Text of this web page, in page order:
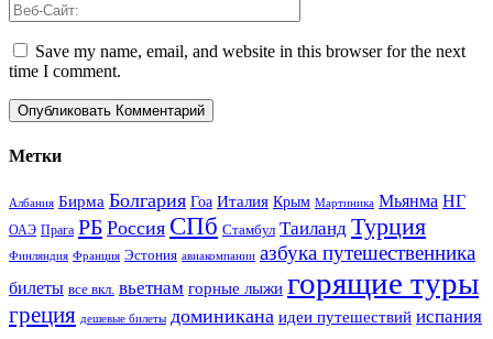
Save my name, email, and website in this browser for the next
time I comment.
Метки
Албания Бирма Болгария Гоа Италия Крым Мартиника Мьянма НГ
ОАЭ Прага РБ Россия СПб Стамбул Таиланд Турция
Финляндия Франция Эстония авиакомпании азбука путешественника
билеты все вкл. вьетнам горные лыжи горящие туры
греция дешевые билеты доминикана идеи путешествий испания